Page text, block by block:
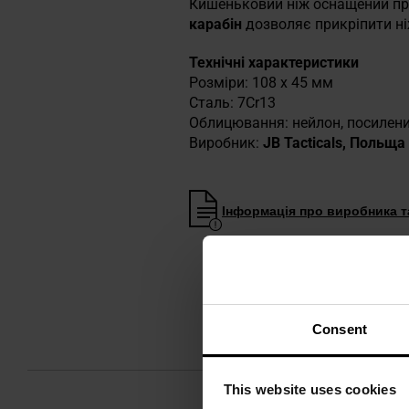
Consent
This website uses cookies
Кишеньковий ніж оснащений
карабін дозволяє прикріпити
Технічні характеристики
Розміри: 108 x 45 мм
Сталь: 7Cr13
Облицювання: нейлон,
Виробник: JB Tacticals, Польща
Інформація про виробника